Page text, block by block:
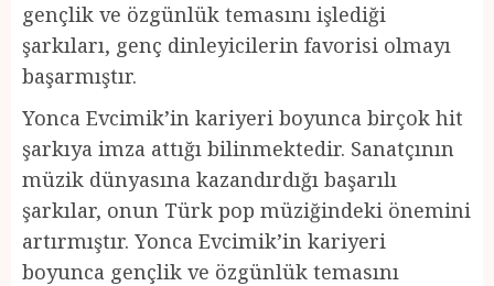
gençlik ve özgünlük temasını işlediği
şarkıları, genç dinleyicilerin favorisi olmayı
başarmıştır.
Yonca Evcimik’in kariyeri boyunca birçok hit
şarkıya imza attığı bilinmektedir. Sanatçının
müzik dünyasına kazandırdığı başarılı
şarkılar, onun Türk pop müziğindeki önemini
artırmıştır. Yonca Evcimik’in kariyeri
boyunca gençlik ve özgünlük temasını